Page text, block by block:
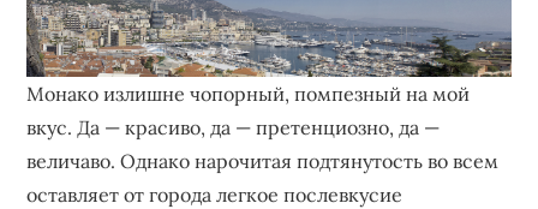
Монако излишне чопорный, помпезный на мой
вкус. Да — красиво, да — претенциозно, да —
величаво. Однако нарочитая подтянутость во всем
оставляет от города легкое послевкусие